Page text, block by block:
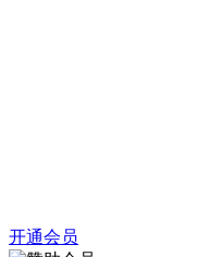
开通会员